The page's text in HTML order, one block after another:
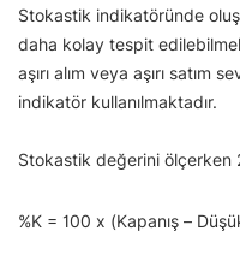
Stokastik indikatöründe
daha kolay tespit
aşırı alım veya aşırı
indikatör kullanılmaktadır.
Stokastik değerini ölçerken
%K = 100 x (Kapanış –